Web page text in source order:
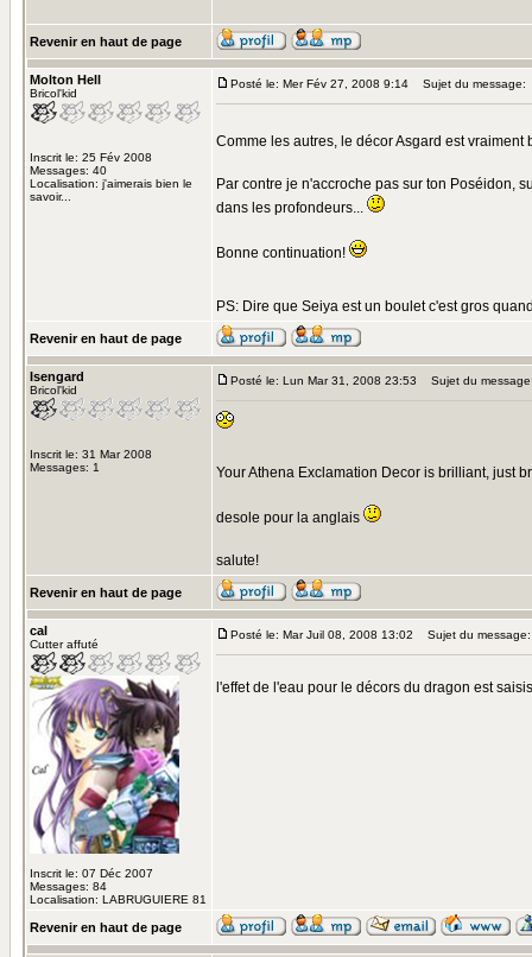
Revenir en haut de page
Molton Hell
Bricol'kid
Inscrit le: 25 Fév 2008
Messages: 40
Localisation: j'aimerais bien le
savoir...
Posté le: Mer Fév 27, 2008 9:14 Sujet du message:
Comme les autres, le décor Asgard est
Par contre je n'accroche pas sur ton Poséidon,
dans les profondeurs...
Bonne continuation!
PS: Dire que Seiya est un boulet c'est gros
Revenir en haut de page
Isengard
Bricol'kid
Inscrit le: 31 Mar 2008
Messages: 1
Posté le: Lun Mar 31, 2008 23:53 Sujet du
Your Athena Exclamation Decor is brilliant, just
desole pour la anglais
salute!
Revenir en haut de page
cal
Cutter affuté
Inscrit le: 07 Déc 2007
Messages: 84
Localisation: LABRUGUIERE 81
Posté le: Mar Juil 08, 2008 13:02 Sujet du message:
l'effet de l'eau pour le décors du dragon est
Revenir en haut de page